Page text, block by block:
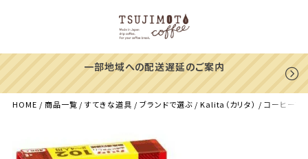
一部地域への配送遅延のご案内
HOME 商品一覧 すてきな道具 ブランドで選ぶ Kalita（カリタ） コーヒーフ